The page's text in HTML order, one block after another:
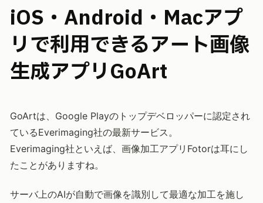
iOS・Android・Macアプ
リで利用できるアート画像
生成アプリGoArt
GoArtは、Google Playのトップデベロッパーに認定され
ているEverimaging社の最新サービス。
Everimaging社といえば、画像加工アプリFotorは耳にし
たことがありますね。
サーバ上のAIが自動で画像を識別して最適な加工を施し